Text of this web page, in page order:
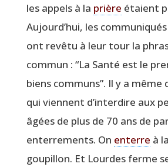
les appels à la prière étaient
Aujourd’hui, les
ont revê­tu à leur tour la
com­mun : “La San­té est le
biens com­muns”. Il y a même
qui viennent d’interdire aux
âgées de plus de 70 ans de
enter­re­ments. On enterre à
gou­pillon. Et Lourdes ferme